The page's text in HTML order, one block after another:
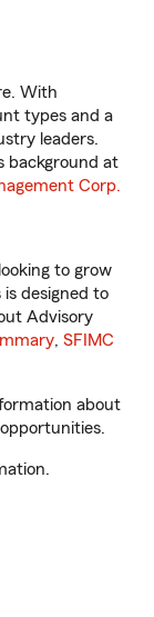
With
types and a
leaders.
background at
Corp.
to grow
designed to
Advisory
, SFIMC
about